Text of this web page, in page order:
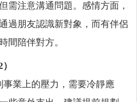
需注意溝通問題。感情方面，
過朋友認識新對象，而有伴侶
間陪伴對方。
事業上的壓力，需要冷靜應